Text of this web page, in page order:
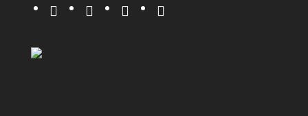
twitter instagramfacebook google